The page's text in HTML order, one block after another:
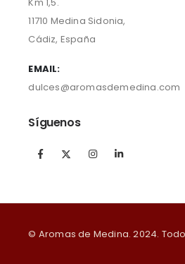
11710 Medina Sidonia,
Cádiz, España
EMAIL:
dulces@aromasdemedina.com
Síguenos
© Aromas de Medina. 2024.